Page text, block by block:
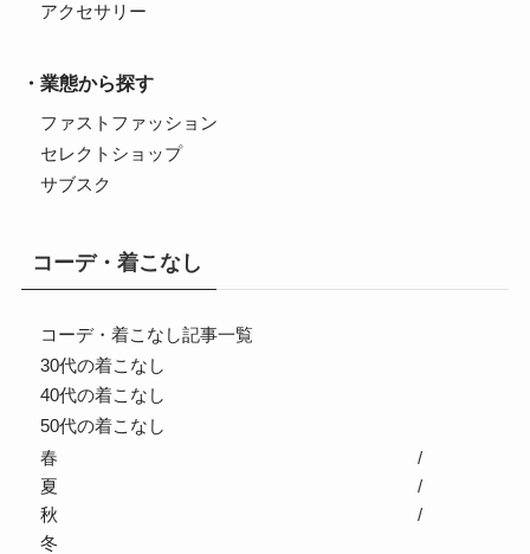
アクセサリー
業態から探す
ファストファッション
セレクトショップ
サブスク
コーデ・着こなし
コーデ・着こなし記事一覧
30代の着こなし
40代の着こなし
50代の着こなし
春
夏
秋
冬